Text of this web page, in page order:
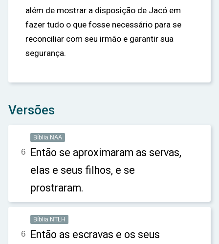
além de mostrar a disposição de Jacó em
fazer tudo o que fosse necessário para se
reconciliar com seu irmão e garantir sua
segurança.
Versões
Bíblia NAA
6 Então se aproximaram as servas,
elas e seus filhos, e se
prostraram.
Bíblia NTLH
6 Então as escravas e os seus